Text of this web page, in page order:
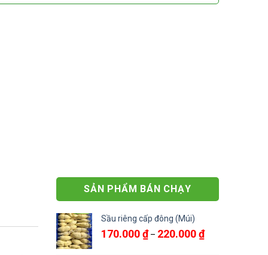
SẢN PHẨM BÁN CHẠY
Sầu riêng cấp đông (Múi)
170.000₫ – 220.000₫Khoảng
giá: